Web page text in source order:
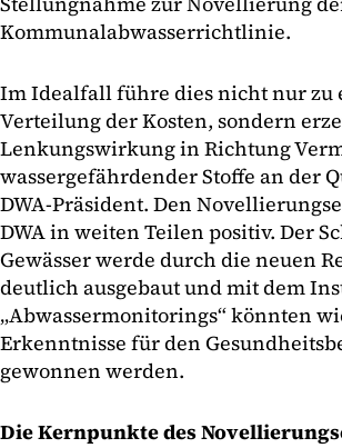
Kommunalabwasserrichtlinie.
Im Idealfall führe dies nicht nur zu
Verteilung der Kosten, sondern
Lenkungswirkung in Richtung
wassergefährdender Stoffe an der
DWA-Präsident. Den
DWA in weiten Teilen positiv. Der
Gewässer werde durch die neuen
deutlich ausgebaut und mit dem
„Abwassermonitorings“ könnten
Erkenntnisse für den
gewonnen werden.
Die Kernpunkte des